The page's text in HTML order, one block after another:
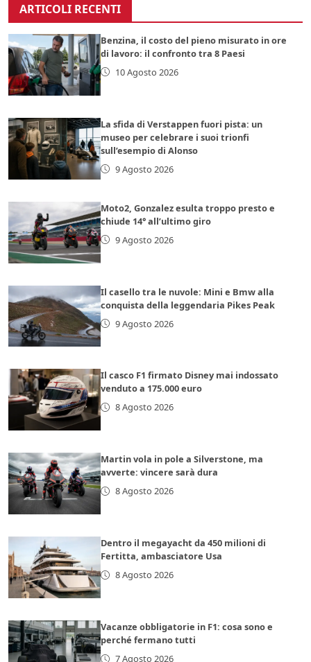
ARTICOLI RECENTI
Benzina, il costo del pieno misurato in ore
di lavoro: il confronto tra 8 Paesi
10 Agosto 2026
La sfida di Verstappen fuori pista: un
museo per celebrare i suoi trionfi
sull’esempio di Alonso
9 Agosto 2026
Moto2, Gonzalez esulta troppo presto e
chiude 14° all’ultimo giro
9 Agosto 2026
Il casello tra le nuvole: Mini e Bmw alla
conquista della leggendaria Pikes Peak
9 Agosto 2026
Il casco F1 firmato Disney mai indossato
venduto a 175.000 euro
8 Agosto 2026
Martin vola in pole a Silverstone, ma
avverte: vincere sarà dura
8 Agosto 2026
Dentro il megayacht da 450 milioni di
Fertitta, ambasciatore Usa
8 Agosto 2026
Vacanze obbligatorie in F1: cosa sono e
perché fermano tutti
7 Agosto 2026